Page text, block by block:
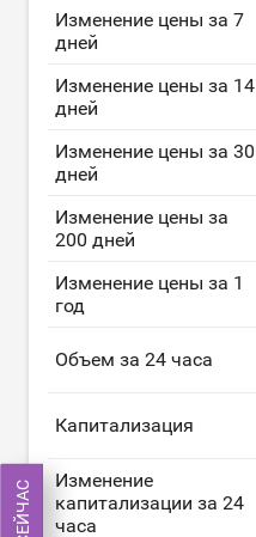
Изменение цены за 7
дней
Изменение цены за 14
дней
Изменение цены за 30
дней
Изменение цены за
200 дней
Изменение цены за 1
год
Объем за 24 часа
Капитализация
Изменение
капитализации за 24
часа